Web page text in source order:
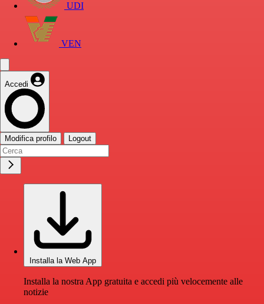
UDI
VEN
Accedi
Modifica profilo Logout
Installa la Web App
Installa la nostra App gratuita e accedi più velocemente alle
notizie